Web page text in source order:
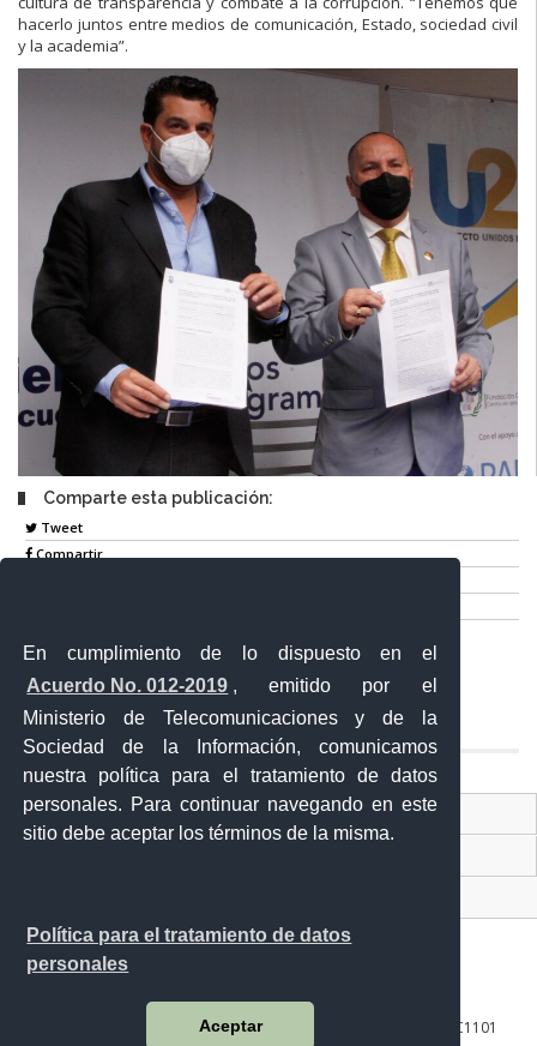
En cumplimiento de lo dispuesto en el
Acuerdo No. 012-2019 , emitido por el
Ministerio de Telecomunicaciones y de la
Sociedad de la Información, comunicamos
nuestra política para el tratamiento de datos
personales. Para continuar navegando en este
sitio debe aceptar los términos de la misma.
Política para el tratamiento de datos
personales
Aceptar
hacerlo juntos entre medios de comunicación, Estado, sociedad civil
y la academia”.
Comparte esta publicación:
Tweet
Compartir
Entérate
Contacto Ciudadano Digital
10 de agosto 158-13 y Bernardo Valdivieso ∙ Código Postal: EC1101